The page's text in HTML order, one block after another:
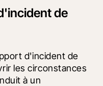
de
d'incident de
les circonstances
à un